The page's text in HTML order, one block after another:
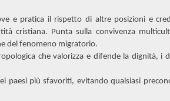
e pratica il rispetto di altre posizioni e
cristiana. Punta sulla convivenza
del fenomeno migratorio.
che valorizza e difende la dignità, i
paesi più sfavoriti, evitando qualsiasi